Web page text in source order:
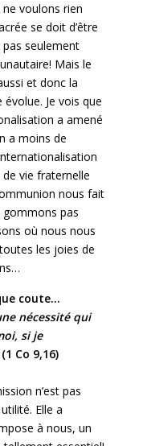
voulons rien
se doit d’être
pas seulement
Mais le
et donc la
Je vois que
a amené
a moins de
vie fraternelle
nous fait
pas
où nous nous
les joies de
coute…
nécessité qui
si je
Co 9,16)
n’est pas
Elle a
à nous, un